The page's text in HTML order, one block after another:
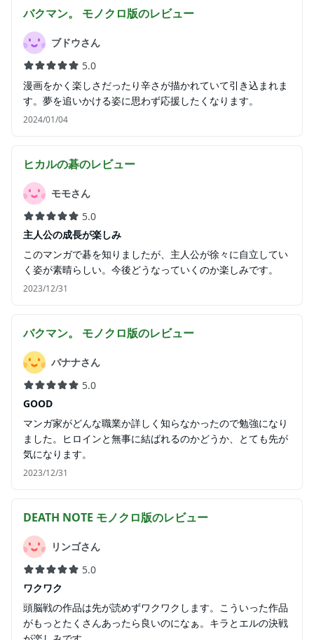
バクマン。 モノクロ版のレビュー
ブドウさん
5.0
漫画をかく楽しさだったり辛さが描かれていて引き込まれま
す。夢を追いかける姿に思わず応援したくなります。
2024/01/04
ヒカルの碁のレビュー
モモさん
5.0
主人公の成長が楽しみ
このマンガで碁を知りましたが、主人公が徐々に自立してい
く姿が素晴らしい。今後どうなっていくのか楽しみです。
2023/12/31
バクマン。 モノクロ版のレビュー
バナナさん
5.0
GOOD
マンガ家がどんな職業か詳しく知らなかったので勉強になり
ました。ヒロインと無事に結ばれるのかどうか、とても先が
気になります。
2023/12/31
DEATH NOTE モノクロ版のレビュー
リンゴさん
5.0
ワクワク
頭脳戦の作品は先が読めずワクワクします。こういった作品
がもっとたくさんあったら良いのになぁ。キラとエルの決戦